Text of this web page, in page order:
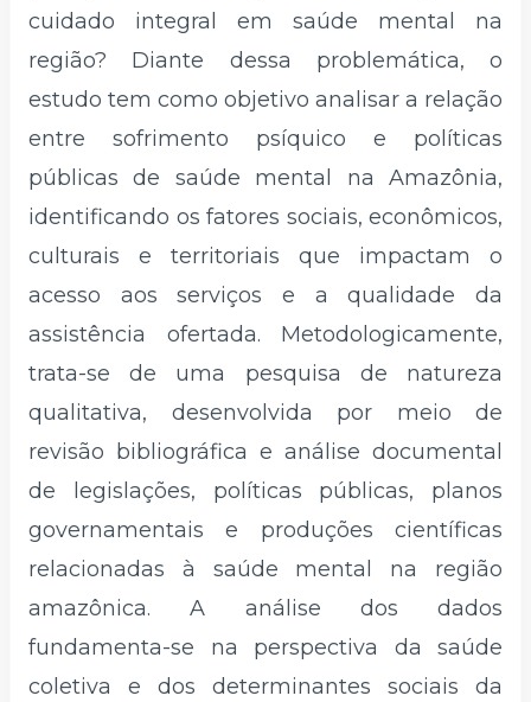
cuidado integral em saúde mental na
região? Diante dessa problemática, o
estudo tem como objetivo analisar a relação
entre sofrimento psíquico e políticas
públicas de saúde mental na Amazônia,
identificando os fatores sociais, econômicos,
culturais e territoriais que impactam o
acesso aos serviços e a qualidade da
assistência ofertada. Metodologicamente,
trata-se de uma pesquisa de natureza
qualitativa, desenvolvida por meio de
revisão bibliográfica e análise documental
de legislações, políticas públicas, planos
governamentais e produções científicas
relacionadas à saúde mental na região
amazônica. A análise dos dados
fundamenta-se na perspectiva da saúde
coletiva e dos determinantes sociais da